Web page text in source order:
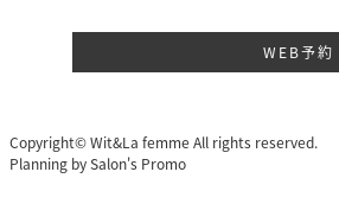
WEB予約
Copyright© Wit&La femme All rights reserved.
Planning bySalon's Promo